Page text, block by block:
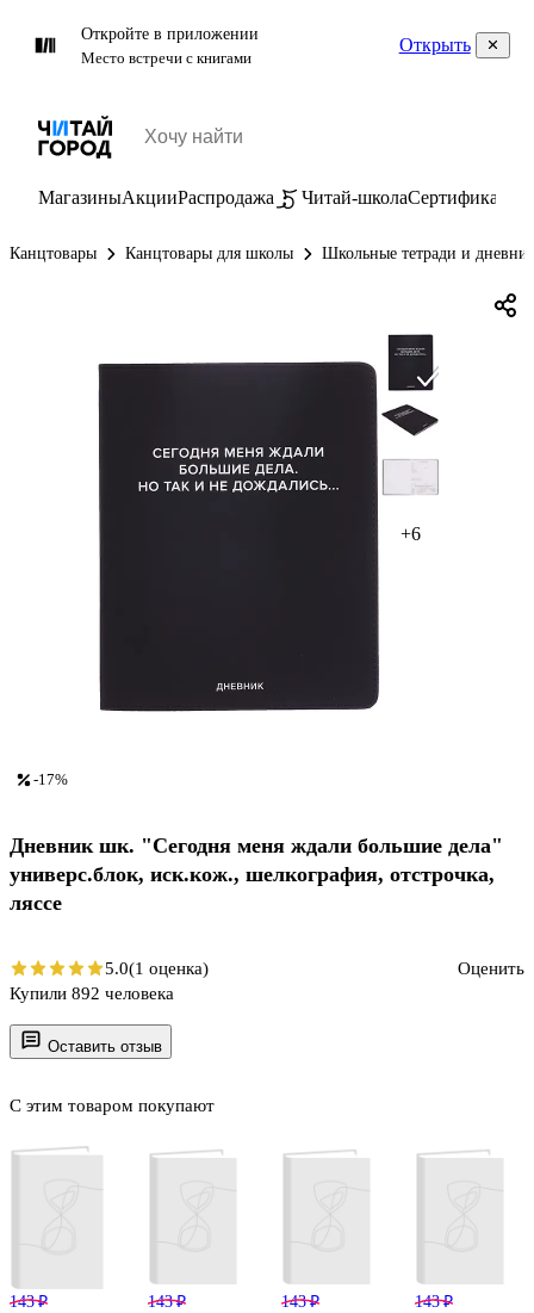
Откройте в приложении
Место встречи с книгами
Открыть
МагазиныАкцииРаспродажа Читай-школаСертификаты
Канцтовары Канцтовары для школы Школьные тетради и
+6
Оставить отзыв
С этим товаром покупают
143 ₽ 143 ₽ 143 ₽ 143 ₽
-17%
Дневник шк. "Сегодня меня ждали большие дела"
универс.блок, иск.кож., шелкография, отстрочка,
ляссе
5.0(1 оценка)
Оценить
Купили 892 человека